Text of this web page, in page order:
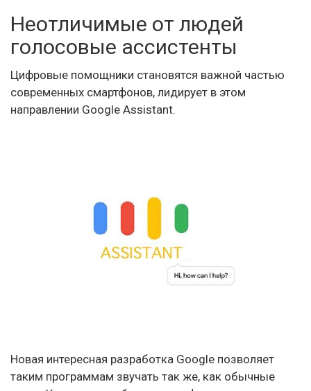
Неотличимые от людей
голосовые ассистенты
Цифровые помощники становятся важной частью
современных смартфонов, лидирует в этом
направлении Google Assistant.
Новая интересная разработка Google позволяет
таким программам звучать так же, как обычные